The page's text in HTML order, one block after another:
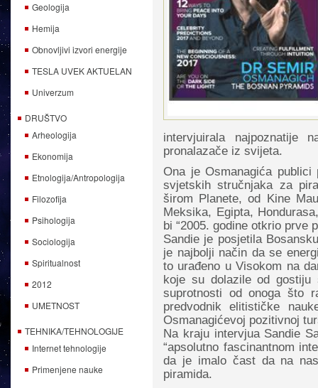
Geologija
Hemija
Obnovljivi izvori energije
TESLA UVEK AKTUELAN
Univerzum
DRUŠTVO
Arheologija
Ekonomija
Etnologija/Antropologija
Filozofija
Psihologija
Sociologija
Spiritualnost
2012
UMETNOST
TEHNIKA/TEHNOLOGIJE
Internet tehnologije
Primenjene nauke
intervjuirala najpoznatije
pronalazače iz svijeta.
Ona je Osmanagića publici
svjetskih stručnjaka za
širom Planete, od Kine
Meksika, Egipta,
bi “2005. godine otkrio prve
Sandie je posjetila
je najbolji način da se
to urađeno u Visokom na
koje su dolazile od
suprotnosti od onoga što
predvodnik elitističke
Osmanagićevoj pozitivnoj
Na kraju intervjua Sandie
“apsolutno fascinantnom
da je imalo čast da na
piramida.